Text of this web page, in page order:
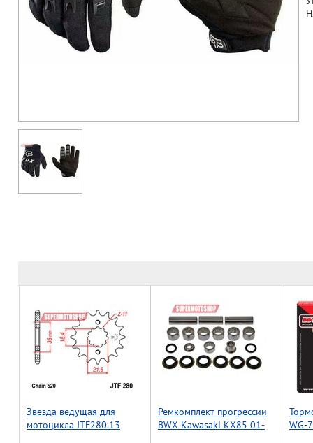
Звезда ведущая для
мотоцикла JTF280.13
Ремкомплект прогрессии
BWX Kawasaki KX85 01-
WG-